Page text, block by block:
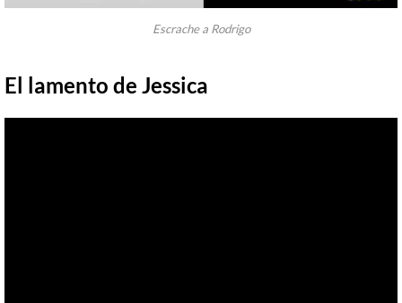
Escrache a Rodrigo
El lamento de Jessica